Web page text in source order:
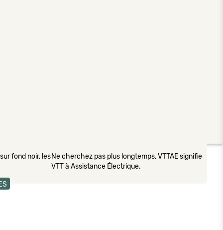
fond noir, lesNe cherchez pas plus longtemps, VTTAE signifie
VTT à Assistance Électrique.